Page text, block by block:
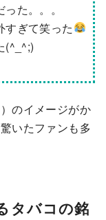
た。。。
すぎて笑った
(^_^;)
のイメージがか
いたファンも多
タバコの銘